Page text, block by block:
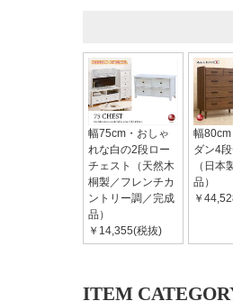
幅75cm・おしゃ
れな白の2段ロー
チェスト（天然木
桐製／フレンチカ
ントリー調／完成
品）
￥14,355(税抜)
幅
ダン4
（日本
品）
￥